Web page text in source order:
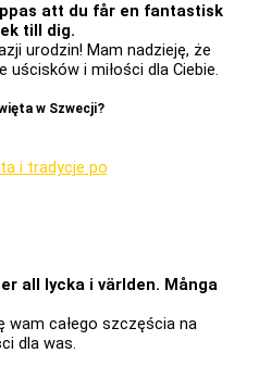
att du får en fantastisk
till dig.
urodzin! Mam nadzieję, że
uścisków i miłości dla Ciebie.
w Szwecji?
i tradycje po
all lycka i världen. Många
wam całego szczęścia na
dla was.